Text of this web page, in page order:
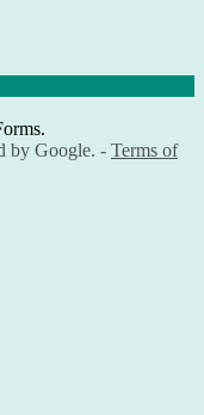
by Google. - Terms of